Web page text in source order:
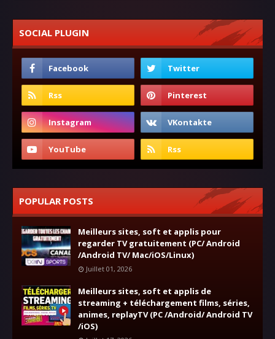
SOCIAL PLUGIN
POPULAR POSTS
Meilleurs sites, soft et applis pour
regarder TV gratuitement (PC/ Android
/Android TV/ Mac/iOS/Linux)
Juillet 01, 2026
Meilleurs sites, soft et applis de
streaming + téléchargement films, séries,
animes, replayTV (PC /Android/ Android TV
/iOS)